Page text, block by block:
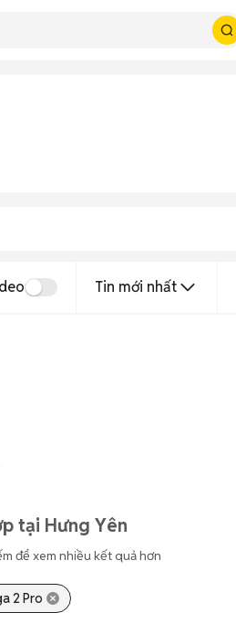
Tin mới nhất
tại Hưng Yên
để xem nhiều kết quả hơn
2 Pro